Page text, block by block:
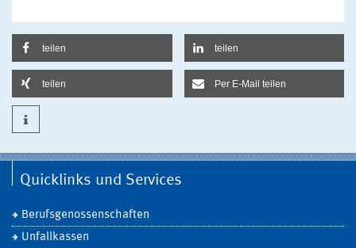
teilen teilen
teilen Per E-Mail teilen
Quicklinks und Services
Berufsgenossenschaften
Unfallkassen